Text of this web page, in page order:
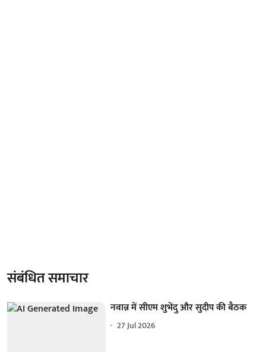
संबंधित समाचार
नवान्न में सीएम शुभेंदु और सुदीप की बैठक
27 Jul 2026